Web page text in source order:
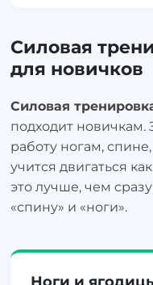
Силовая
для новичков
Силовая
подходит новичкам.
работу ногам,
учится двигаться
это лучше, чем
«спину» и «ноги».